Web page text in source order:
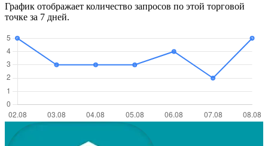
График отображает количество запросов по этой торговой
точке за 7 дней.